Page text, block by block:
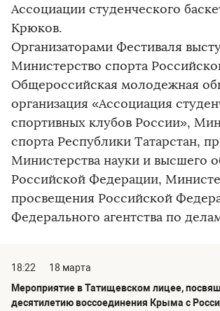
Ассоциации студенческого
Крюков.
Организаторами Фестиваля
Министерство спорта
Общероссийская молодежная
организация «Ассоциация
спортивных клубов России»,
спорта Республики Татарстан,
Министерства науки и высшего
Российской Федерации,
просвещения Российской
Федерального агентства по
18:22
18 марта
Мероприятие в Татищевском лицее,
десятилетию воссоединения Крыма с